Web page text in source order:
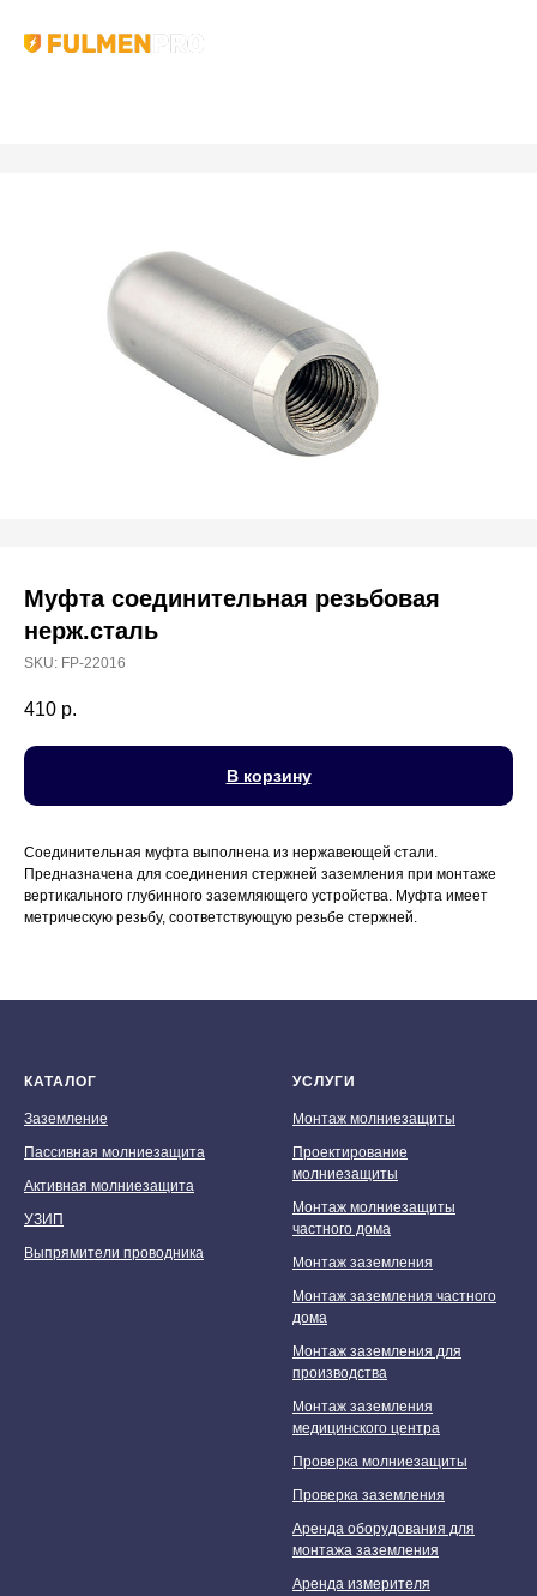
Муфта соединительная резьбовая
нерж.сталь
SKU: FP-22016
410 р.
В корзину
Соединительная муфта выполнена из нержавеющей стали.
Предназначена для соединения стержней заземления при монтаже
вертикального глубинного заземляющего устройства. Муфта имеет
метрическую резьбу, соответствующую резьбе стержней.
КАТАЛОГ
Заземление
Пассивная молниезащита
Активная молниезащита
УЗИП
Выпрямители проводника
УСЛУГИ
Монтаж молниезащиты
Проектирование
молниезащиты
Монтаж молниезащиты
частного дома
Монтаж заземления
Монтаж заземления частного
дома
Монтаж заземления для
производства
Монтаж заземления
медицинского центра
Проверка молниезащиты
Проверка заземления
Аренда оборудования для
монтажа заземления
Аренда измерителя